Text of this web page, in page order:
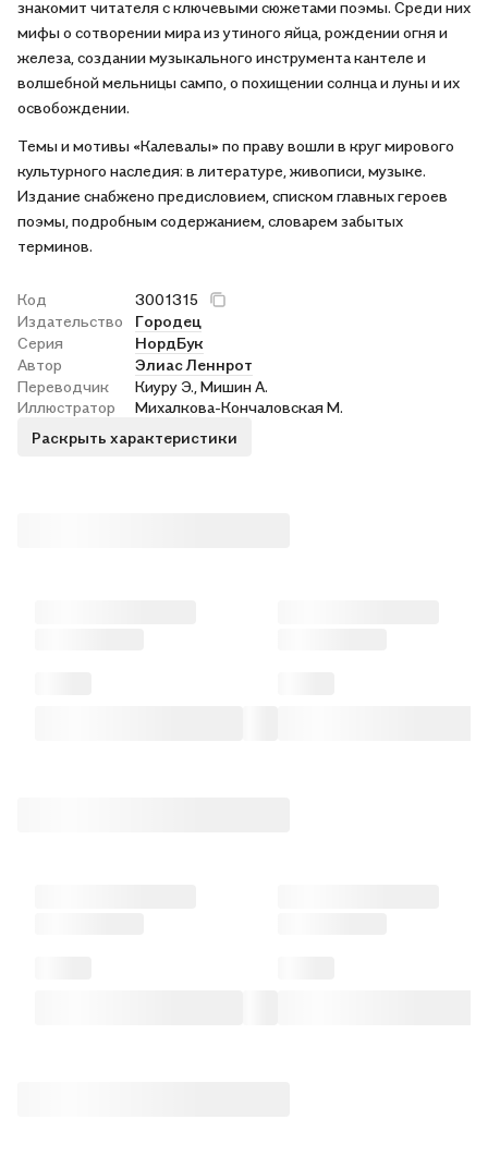
знакомит читателя с ключевыми сюжетами поэмы. Среди них
мифы о сотворении мира из утиного яйца, рождении огня и
железа, создании музыкального инструмента кантеле и
волшебной мельницы сампо, о похищении солнца и луны и их
освобождении.
Темы и мотивы «Калевалы» по праву вошли в круг мирового
культурного наследия: в литературе, живописи, музыке.
Издание снабжено предисловием, списком главных героев
поэмы, подробным содержанием, словарем забытых
терминов.
Код
3001315
Издательство
Городец
Серия
НордБук
Автор
Элиас Леннрот
Переводчик
Киуру Э., Мишин А.
Иллюстратор
Михалкова-Кончаловская М.
Раскрыть характеристики